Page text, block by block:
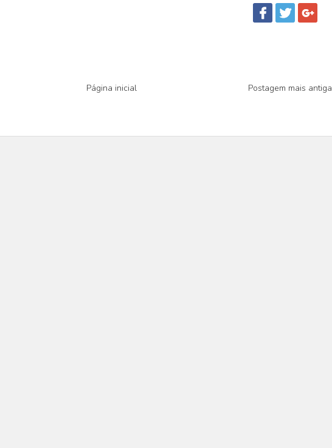
Página inicial Postagem mais antiga